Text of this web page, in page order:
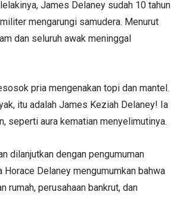
James Delaney sudah 10 tahun
mengarungi samudera. Menurut
dan seluruh awak meninggal
pria mengenakan topi dan mantel.
itu adalah James Keziah Delaney! Ia
seperti aura kematian menyelimutinya.
dilanjutkan dengan pengumuman
Horace Delaney mengumumkan bahwa
rumah, perusahaan bankrut, dan